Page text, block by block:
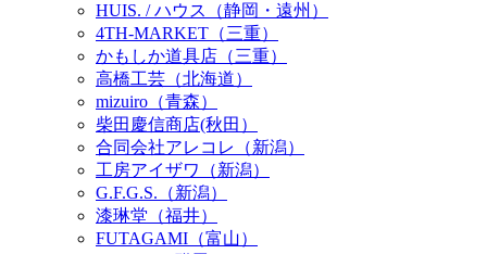
HUIS. / ハウス（静岡・遠州）
4TH-MARKET（三重）
かもしか道具店（三重）
高橋工芸（北海道）
mizuiro（青森）
柴田慶信商店(秋田）
合同会社アレコレ（新潟）
工房アイザワ（新潟）
G.F.G.S.（新潟）
漆琳堂（福井）
FUTAGAMI（富山）